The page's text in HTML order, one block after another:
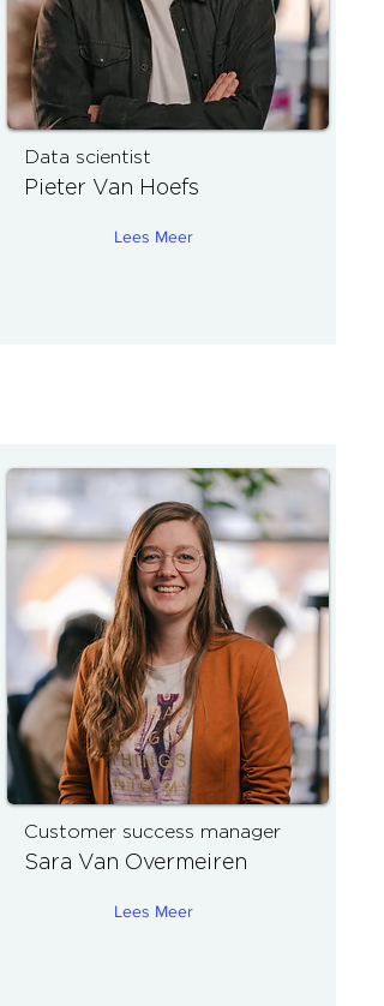
Data scientist
Pieter Van Hoefs
Lees Meer
Customer success manager
Sara Van Overmeiren
Lees Meer